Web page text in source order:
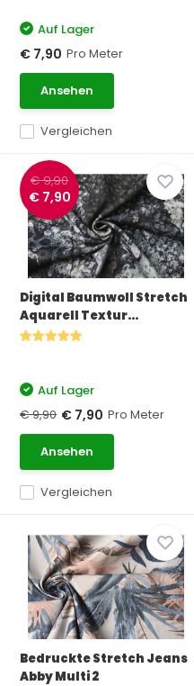
Vergleichen
Auf Lager
€ 7,90 Pro Meter
Ansehen
€ 9,90
€ 7,90
Digital Baumwoll Stretch
Aquarell Textur...
Vergleichen
Auf Lager
€ 9,90 € 7,90 Pro Meter
Ansehen
Bedruckte Stretch Jeans
Abby Multi 2